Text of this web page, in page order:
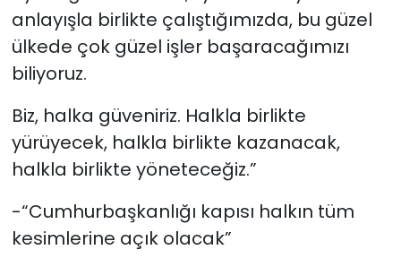
anlayışla birlikte çalıştığımızda, bu güzel
ülkede çok güzel işler başaracağımızı
biliyoruz.
Biz, halka güveniriz. Halkla birlikte
yürüyecek, halkla birlikte kazanacak,
halkla birlikte yöneteceğiz.”
-“Cumhurbaşkanlığı kapısı halkın tüm
kesimlerine açık olacak”